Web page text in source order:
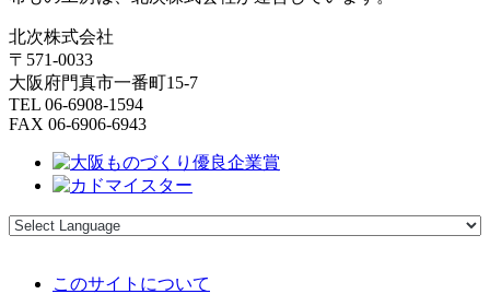
北次株式会社
〒571-0033
大阪府門真市一番町15-7
TEL 06-6908-1594
FAX 06-6906-6943
このサイトについて